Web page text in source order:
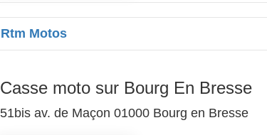
Rtm Motos
Casse moto sur Bourg En Bresse
51bis av. de Maçon 01000 Bourg en Bresse